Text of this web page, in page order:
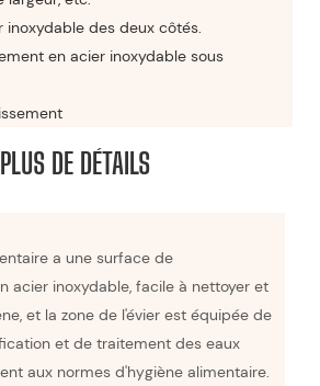
des deux côtés.
en acier inoxydable sous
PLUS DE DÉTAILS
a une surface de
acier inoxydable, facile à nettoyer et
et la zone de l'évier est équipée de
et de traitement des eaux
aux normes d'hygiène alimentaire.